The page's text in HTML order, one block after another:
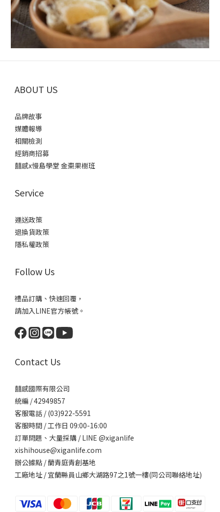
ABOUT US
品牌故事
媒體報導
相關檢測
經銷商招募
囍感x慢島學堂 金棗果樹班
Service
運送政策
退換貨政策
隱私權政策
Follow Us
禮品訂購、快速回覆，
請加入LINE官方帳號。
Contact Us
囍感國際有限公司
統編 / 42949857
客服電話 / (03)922-5591
客服時間 / 工作日 09:00-16:00
訂單問題、大量採購 / LINE @xiganlife
xishihouse@xiganlife.com
辦公據點 / 蘭青庭青創基地
工廠地址 / 宜蘭縣員山鄉大湖路97之1號一樓(同公司聯絡地址)